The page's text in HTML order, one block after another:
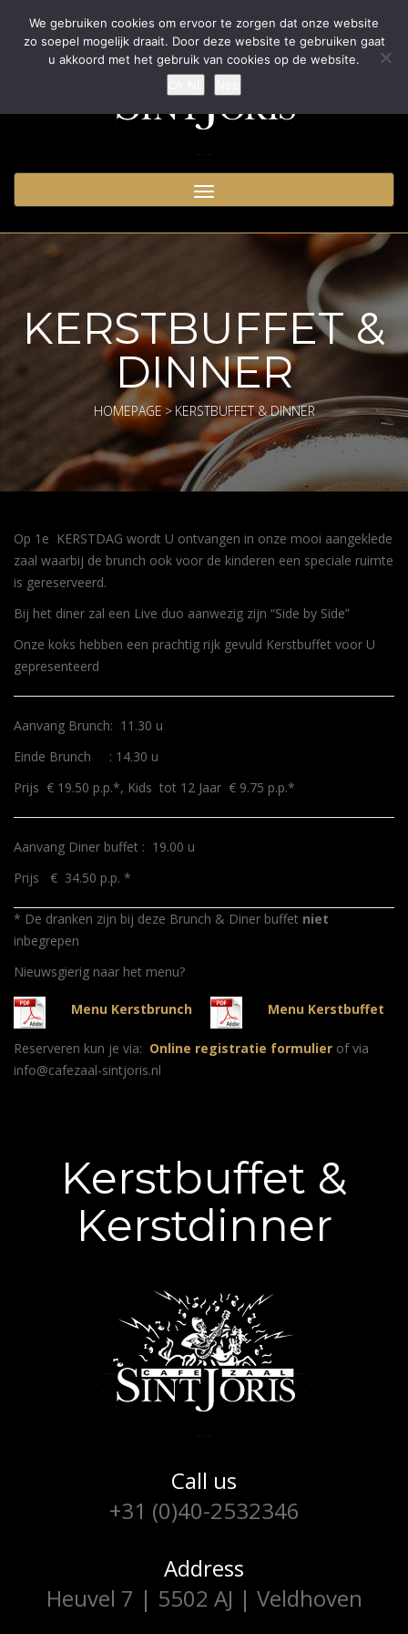
Toggle
navigation
KERSTBUFFET &
DINNER
HOMEPAGE>KERSTBUFFET & DINNER
Op 1e KERSTDAG wordt U ontvangen in onze mooi aangeklede
zaal waarbij de brunch ook voor de kinderen een speciale ruimte
is gereserveerd.
Bij het diner zal een Live duo aanwezig zijn “Side by Side”
Onze koks hebben een prachtig rijk gevuld Kerstbuffet voor U
gepresenteerd
Aanvang Brunch: 11.30 u
Einde Brunch : 14.30 u
Prijs € 19.50 p.p.*, Kids tot 12 Jaar € 9.75 p.p.*
Aanvang Diner buffet : 19.00 u
Prijs € 34.50 p.p. *
* De dranken zijn bij deze Brunch & Diner buffet niet
inbegrepen
Nieuwsgierig naar het menu?
Menu Kerstbrunch Menu Kerstbuffet
Reserveren kun je via: Online registratie formulier of via
info@cafezaal-sintjoris.nl
Kerstbuffet &
Kerstdinner
Call us
+31 (0)40-2532346
Address
Heuvel 7 | 5502 AJ | Veldhoven
We gebruiken cookies om ervoor te zorgen dat onze website
zo soepel mogelijk draait. Door deze website te gebruiken gaat
u akkoord met het gebruik van cookies op de website.